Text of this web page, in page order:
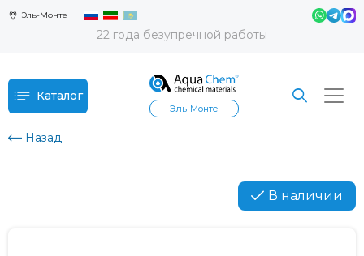
Эль-Монте
22 года безупречной работы
Каталог
Эль-Монте
Назад
В наличии